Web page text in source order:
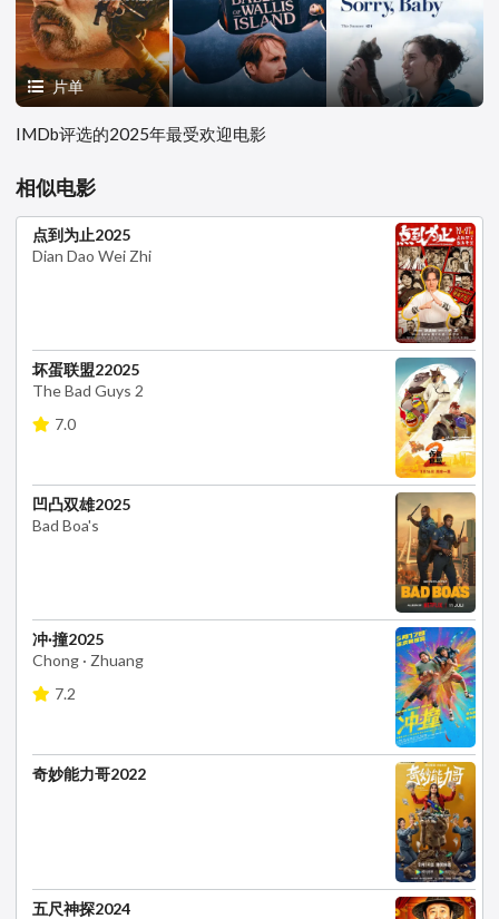
片单
IMDb评选的2025年最受欢迎电影
相似电影
点到为止2025
Dian Dao Wei Zhi
坏蛋联盟22025
The Bad Guys 2
7.0
凹凸双雄2025
Bad Boa's
冲·撞2025
Chong · Zhuang
7.2
奇妙能力哥2022
五尺神探2024